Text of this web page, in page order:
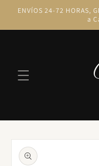
directamente
ENVÍOS 24-72 HORAS,
a
directamente
a la
información